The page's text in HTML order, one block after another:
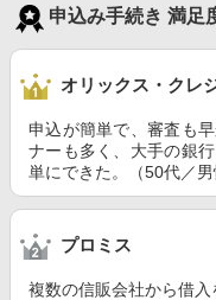
申込み手続き 満足
オリックス・クレ
申込が簡単で、審査も
ナーも多く、大手の銀
単にできた。（50代／男
プロミス
複数の信販会社から借